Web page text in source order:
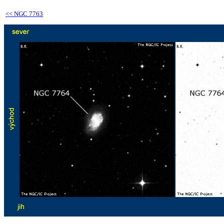
<< NGC 7763